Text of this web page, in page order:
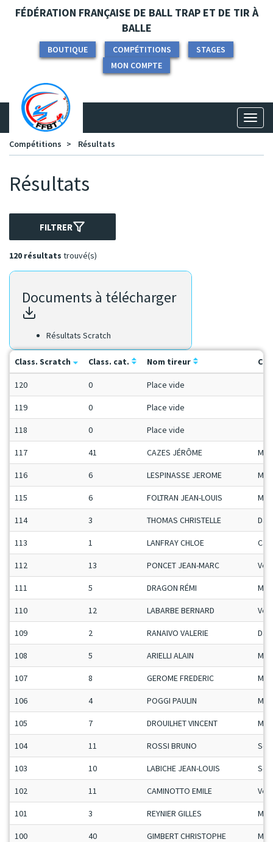
Panneau de gestion des cookies
FÉDÉRATION FRANÇAISE DE BALL TRAP ET DE TIR À
BALLE
BOUTIQUE COMPÉTITIONS
STAGES
MON COMPTE
Compétitions
Résultats
Résultats
FILTRER
120 résultats trouvé(s)
Documents à télécharger
Résultats Scratch
Class. Scratch Class. cat. Nom tireur
120 0 Place vide
119 0 Place vide
118 0 Place vide
117 41 CAZES JÉRÔME
116 6 LESPINASSE JEROME
115 6 FOLTRAN JEAN-LOUIS Mas
114 3 THOMAS CHRISTELLE
113 1 LANFRAY CHLOE Ca-F
112 13 PONCET JEAN-MARC Vet
111 5 DRAGON RÉMI
110 12 LABARBE BERNARD Vet
109 2 RANAIVO VALERIE
108 5 ARIELLI ALAIN Mas
107 8 GEROME FREDERIC
106 4 POGGI PAULIN
105 7 DROUILHET VINCENT
104 11 ROSSI BRUNO
103 10 LABICHE JEAN-LOUIS
102 11 CAMINOTTO EMILE Vet
101 3 REYNIER GILLES
100 40 GIMBERT CHRISTOPHE